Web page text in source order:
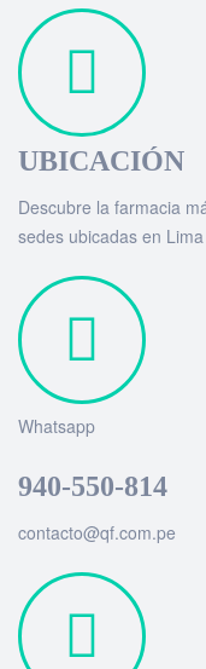
UBICACIÓN
Descubre la farmacia
sedes ubicadas en
Whatsapp
940-550-814
contacto@qf.com.pe